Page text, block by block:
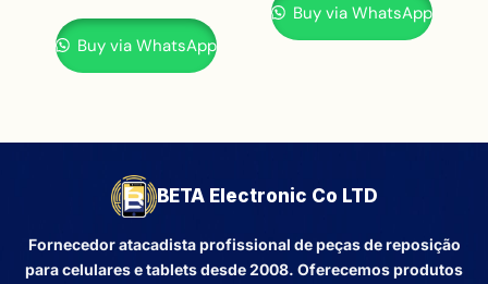
Buy via WhatsApp
Buy via WhatsApp
BETA Electronic Co LTD
Fornecedor atacadista profissional de peças de reposição
para celulares e tablets desde 2008. Oferecemos produtos